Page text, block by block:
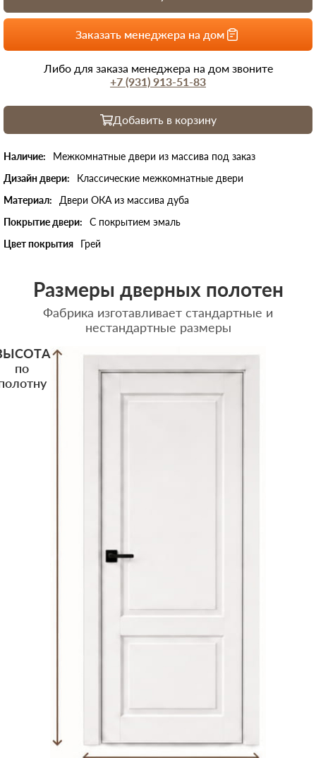
Добавить в корзину
Наличие:
Межкомнатные двери из массива под заказ
Дизайн двери:
Классические межкомнатные двери
Материал:
Двери ОКА из массива дуба
Покрытие двери:
С покрытием эмаль
Цвет покрытия
Грей
Заказать менеджера на дом
Либо для заказа менеджера на дом звоните
+7 (931) 913-51-83
Размеры дверных полотен
Фабрика изготавливает стандартные и
нестандартные размеры
по